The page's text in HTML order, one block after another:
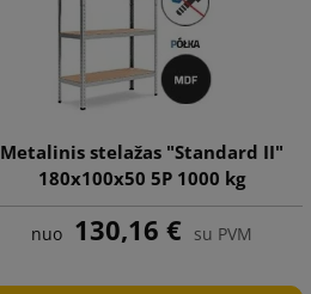
Metalinis stelažas "Standard II"
180x100x50 5P 1000 kg
nuo 130,16 € su PVM